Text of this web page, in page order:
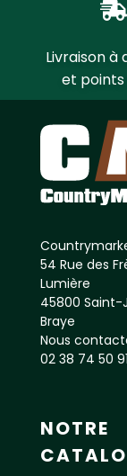
Livraison à
et points
54 Rue des
Lumière
45800
Braye
Nous
02 38 74 50 91
NOTRE